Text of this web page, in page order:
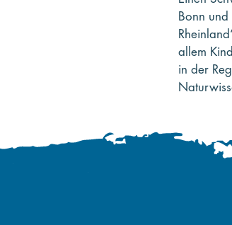
Bonn
allem
in der